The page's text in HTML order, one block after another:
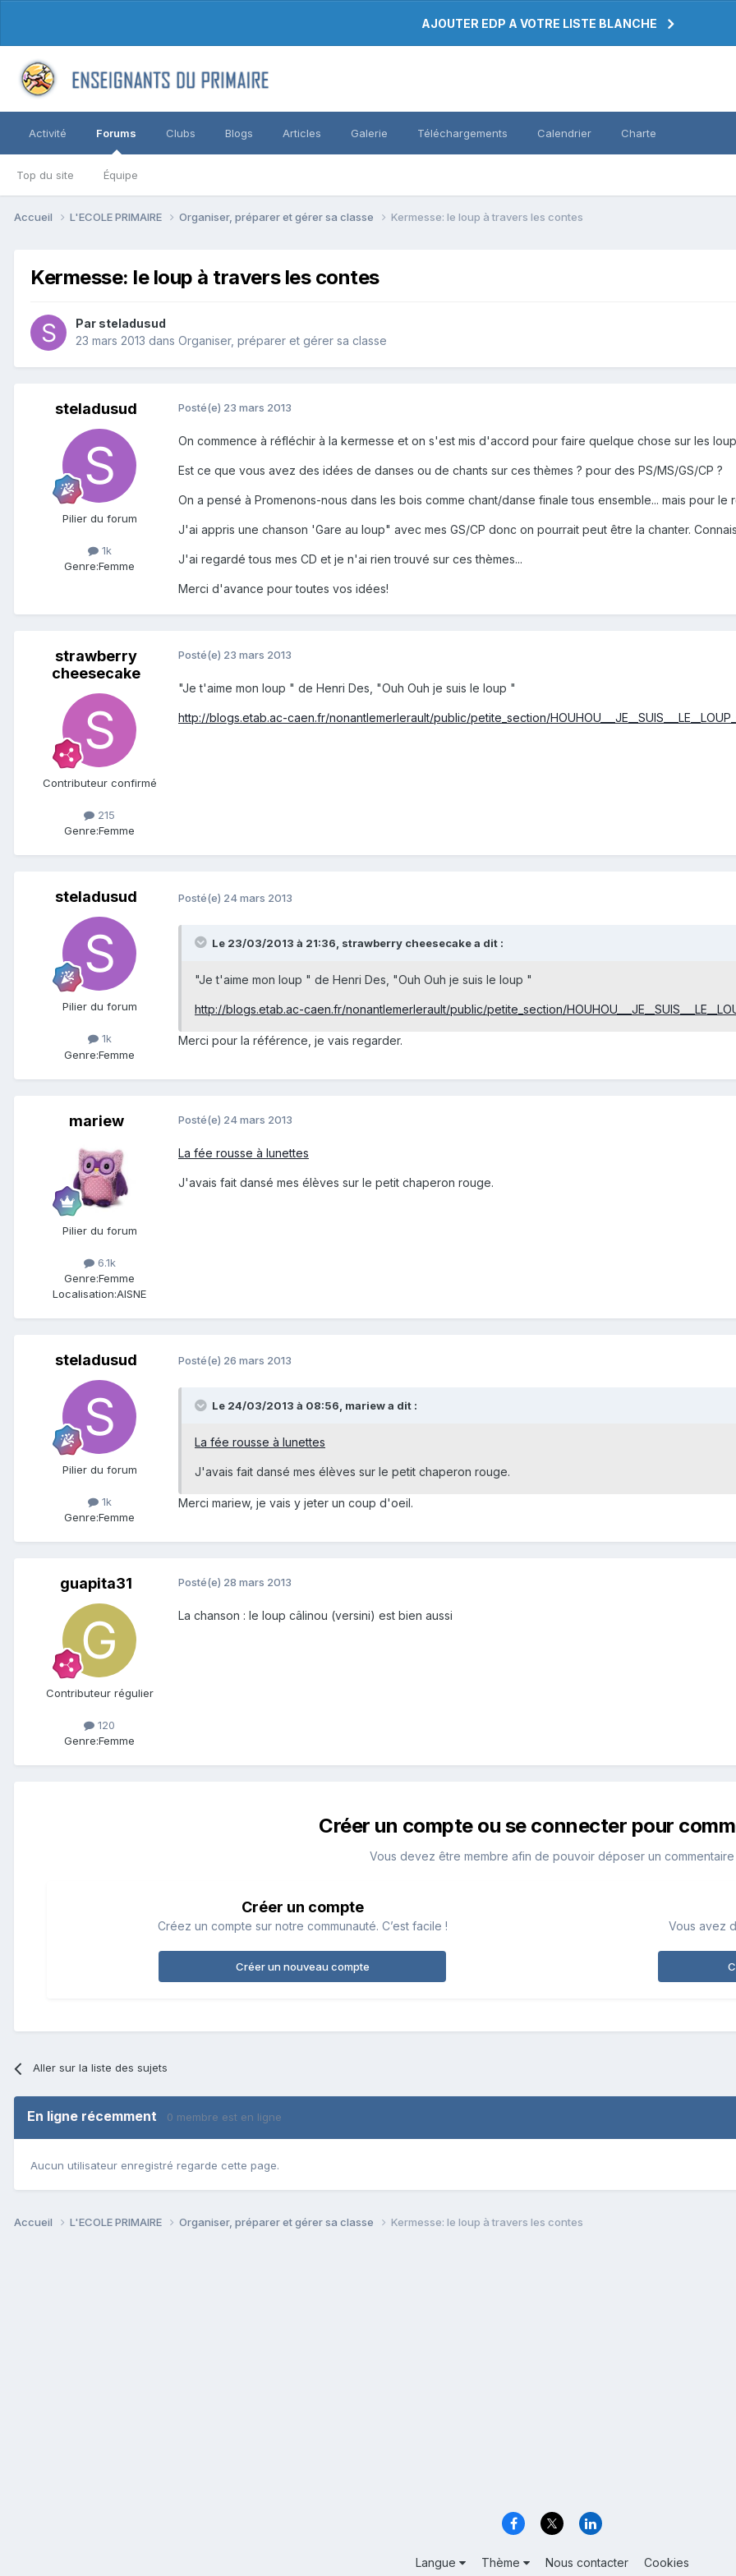
AJOUTER EDP A VOTRE LISTE BLANCHE
Activité Forums
Top du site Équipe
Clubs Blogs Articles Galerie Téléchargements Calendrier Charte
Accueil L'ECOLE PRIMAIRE Organiser, préparer et gérer sa classe Kermesse: le loup à travers les contes
Kermesse: le loup à travers les contes
Par steladusud
23 mars 2013 dans Organiser, préparer et gérer sa classe
steladusud
Pilier du forum
1k
Genre:Femme
Posté(e) 23 mars 2013
On commence à réfléchir à la kermesse et on s'est mis d'accord pour faire quelque chose sur les
Est ce que vous avez des idées de danses ou de chants sur ces thèmes ? pour des PS/MS/GS/CP ?
On a pensé à Promenons-nous dans les bois comme chant/danse finale tous ensemble... mais pour le
J'ai appris une chanson 'Gare au loup" avec mes GS/CP donc on pourrait peut être la chanter.
J'ai regardé tous mes CD et je n'ai rien trouvé sur ces thèmes...
Merci d'avance pour toutes vos idées!
strawberry
cheesecake
Contributeur confirmé
215
Genre:Femme
Posté(e) 23 mars 2013
"Je t'aime mon loup " de Henri Des, "Ouh Ouh je suis le loup "
http://blogs.etab.ac-caen.fr/nonantlemerlerault/public/petite_section/
steladusud
Pilier du forum
1k
Genre:Femme
Posté(e) 24 mars 2013
Le 23/03/2013 à 21:36, strawberry cheesecake a dit :
"Je t'aime mon loup " de Henri Des, "Ouh Ouh je suis le loup "
http://blogs.etab.ac-caen.fr/nonantlemerlerault/public/petite_section/
Merci pour la référence, je vais regarder.
mariew
Pilier du forum
6.1k
Genre:Femme
Localisation:AISNE
Posté(e) 24 mars 2013
La fée rousse à lunettes
J'avais fait dansé mes élèves sur le petit chaperon rouge.
steladusud
Pilier du forum
1k
Genre:Femme
Posté(e) 26 mars 2013
Le 24/03/2013 à 08:56, mariew a dit :
La fée rousse à lunettes
J'avais fait dansé mes élèves sur le petit chaperon rouge.
Merci mariew, je vais y jeter un coup d'oeil.
guapita31
Contributeur régulier
120
Genre:Femme
Posté(e) 28 mars 2013
La chanson : le loup câlinou (versini) est bien aussi
Créer un compte ou se connecter pour
Vous devez être membre afin de pouvoir déposer un commentaire
Créer un compte
Créez un compte sur notre communauté. C’est facile !
Créer un nouveau compte
Vous avez
Aller sur la liste des sujets
En ligne récemment 0 membre est en ligne
Aucun utilisateur enregistré regarde cette page.
Accueil L'ECOLE PRIMAIRE Organiser, préparer et gérer sa classe Kermesse: le loup à travers les contes
Langue Thème Nous contacter Cookies